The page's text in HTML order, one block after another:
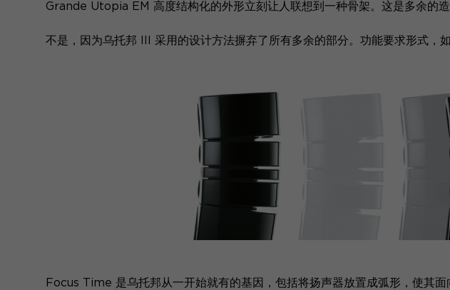
Grande Utopia EM 高度结构化的外形立刻让人联想到一种骨架。这是多余的造
不是，因为乌托邦 III 采用的设计方法摒弃了所有多余的部分。功能要求形式
Focus Time 是乌托邦从一开始就有的基因，包括将扬声器放置成弧形，使其